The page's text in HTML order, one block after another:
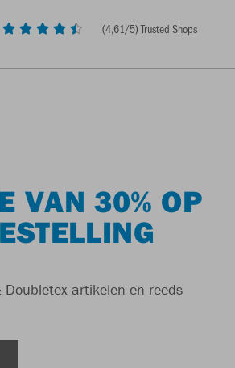
(4,61/5) Trusted Shops
VAN 30% OP
artikelen en reeds